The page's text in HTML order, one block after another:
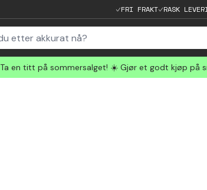
FRI FRAKT RASK
Ta en titt på sommersalget! ☀️ Gjør et godt kjøp på